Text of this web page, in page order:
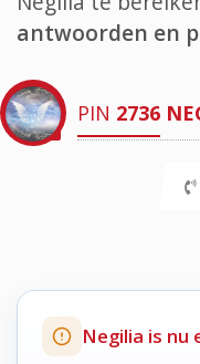
antwoorden en
PIN 2736
Negilia is nu